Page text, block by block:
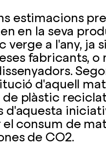
estimacions
en la seva
verge a l'any, ja
fabricants, o
d'aquell
plàstic
d'aquesta
consum de
de CO2.